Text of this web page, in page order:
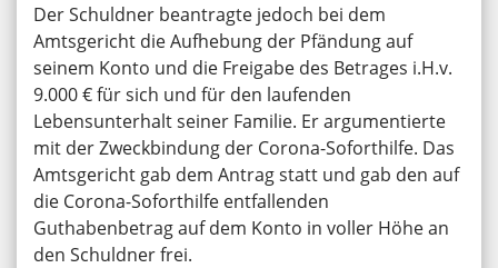
Der Schuldner beantragte jedoch bei dem
Amtsgericht die Aufhebung der Pfändung auf
seinem Konto und die Freigabe des Betrages i.H.v.
9.000 € für sich und für den laufenden
Lebensunterhalt seiner Familie. Er argumentierte
mit der Zweckbindung der Corona-Soforthilfe. Das
Amtsgericht gab dem Antrag statt und gab den auf
die Corona-Soforthilfe entfallenden
Guthabenbetrag auf dem Konto in voller Höhe an
den Schuldner frei.